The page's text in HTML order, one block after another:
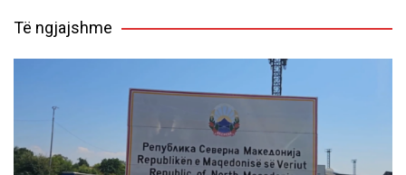
Të ngjajshme